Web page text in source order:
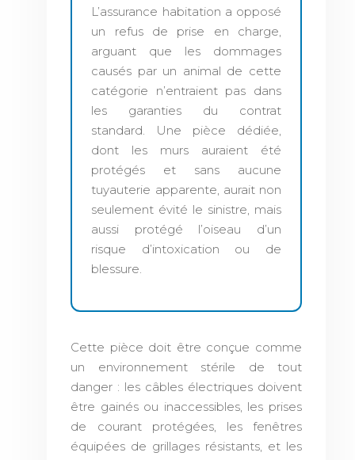
L’assurance habitation a opposé
un refus de prise en charge,
arguant que les dommages
causés par un animal de cette
catégorie n’entraient pas dans
les garanties du contrat
standard. Une pièce dédiée,
dont les murs auraient été
protégés et sans aucune
tuyauterie apparente, aurait non
seulement évité le sinistre, mais
aussi protégé l’oiseau d’un
risque d’intoxication ou de
blessure.
Cette pièce doit être conçue comme
un environnement stérile de tout
danger : les câbles électriques doivent
être gainés ou inaccessibles, les prises
de courant protégées, les fenêtres
équipées de grillages résistants, et les